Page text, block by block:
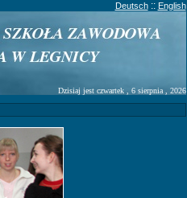
Deutsch:: English
Dzisiaj jest czwartek , 6 sierpnia , 2026